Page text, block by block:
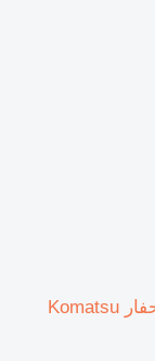
قطعة الغيار الأخرى للمحرك Palets لـ لودر حفار Komatsu